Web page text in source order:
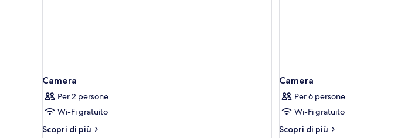
Camera
Per 2 persone
Wi-Fi gratuito
Scopri di più
Altri
Camera
Per 6 persone
Wi-Fi gratuito
Scopri di più
Altri